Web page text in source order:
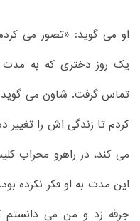
او می گوید: «تصور می
تماس گرفت. شاون می
کردم تا زندگی اش را
می کند، در راهرو محراب
این مدت به او فکر نکرده
جرقه زد و من می دانستم